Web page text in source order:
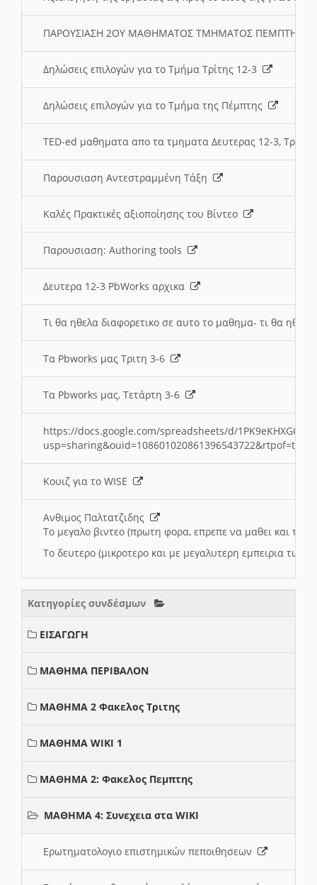
ΠΑΡΟΥΣΙΑΣΗ 2ΟΥ ΜΑΘΗΜΑΤΟΣ ΤΜΗΜΑΤΟΣ
Δηλώσεις επιλογών για το Τμήμα Τρίτης 12-3
Δηλώσεις επιλογών για το Τμήμα της Πέμπτης
TED-ed μαθηματα απο τα τμηματα Δευτερας 12-3,
Παρουσιαση Αντεστραμμένη Τάξη
Καλές Πρακτικές αξιοποίησης του Βίντεο
Παρουσιαση: Authoring tools
Δευτερα 12-3 PbWorks αρχικα
Τι θα ηθελα διαφορετικο σε αυτο το μαθημα- τι θα
Τα Pbworks μας Τριτη 3-6
Τα Pbworks μας, Τετάρτη 3-6
https://docs.google.com/spreadsheets/d/
Κουιζ για το WISE
Ανθιμος Παλτατζιδης
Το μεγαλο βιντεο (πρωτη φορα, επρεπε να μαθει και το
Το δευτερο (μικροτερο και με μεγαλυτερη εμπειρια
Κατηγορίες συνδέσμων
ΕΙΣΑΓΩΓΗ
ΜΑΘΗΜΑ ΠΕΡΙΒΑΛΟΝ
ΜΑΘΗΜΑ 2 Φακελος Τριτης
ΜΑΘΗΜΑ WIKI 1
ΜΑΘΗΜΑ 2: Φακελος Πεμπτης
ΜΑΘΗΜΑ 4: Συνεχεια στα WIKI
Ερωτηματολογιο επιστημικών πεποιθησεων